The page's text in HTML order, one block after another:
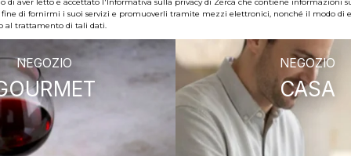
di aver letto e accettato l'Informativa sulla privacy di Zerca che contiene informazioni
di fornirmi i suoi servizi e promuoverli tramite mezzi elettronici, nonché il modo di
al trattamento di tali dati.
NEGOZIO NEGOZIO
CASA